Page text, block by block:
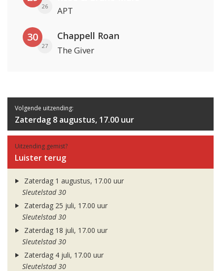
26 APT
30
27
Chappell Roan
The Giver
Volgende uitzending:
Zaterdag 8 augustus, 17.00 uur
Uitzending gemist?
Luister terug
Zaterdag 1 augustus, 17.00 uur
Sleutelstad 30
Zaterdag 25 juli, 17.00 uur
Sleutelstad 30
Zaterdag 18 juli, 17.00 uur
Sleutelstad 30
Zaterdag 4 juli, 17.00 uur
Sleutelstad 30